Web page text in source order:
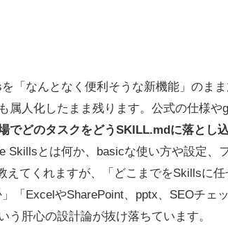
「なんとなく便利そうな新機能」のま
属人化したまま残ります。公式の仕様
でどのタスクをどうSKILL.mdに落とし
Skillsとは何か、basicな使い方や設定、
えてくれますが、「どこまでをSkillsに
「ExcelやSharePoint、pptx、SEOチェ
う肝心の設計論が抜け落ちています。